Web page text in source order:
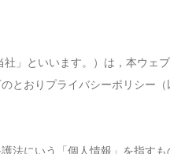
」といいます。）は，本ウェ
とおりプライバシーポリシー
護法にいう「個人情報」を指す